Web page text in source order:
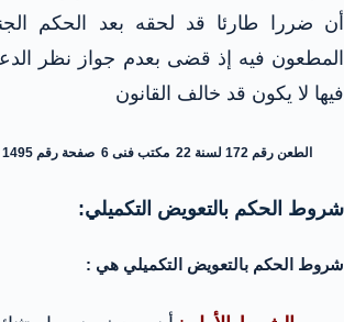
أن ضررا طارئا قد لحقه بعد الحكم
المطعون فيه إذ قضى بعدم جواز نظر
فيها لا يكون قد خالف القانون
الطعن رقم 172 لسنة 22 مكتب فنى 6 صفحة رقم 1495 بتاريخ 17-11 – 1955
شروط الحكم بالتعويض التكميلي:
شروط الحكم بالتعويض التكميلي هي :